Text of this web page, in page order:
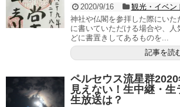
2020/9/16
観光・イベン
神社や仏閣を参拝した際にいた
に書いていただける場合や、
どに書置きしてあるものを...
記事を読
ペルセウス流星群
見えない！生中継・
生放送は？